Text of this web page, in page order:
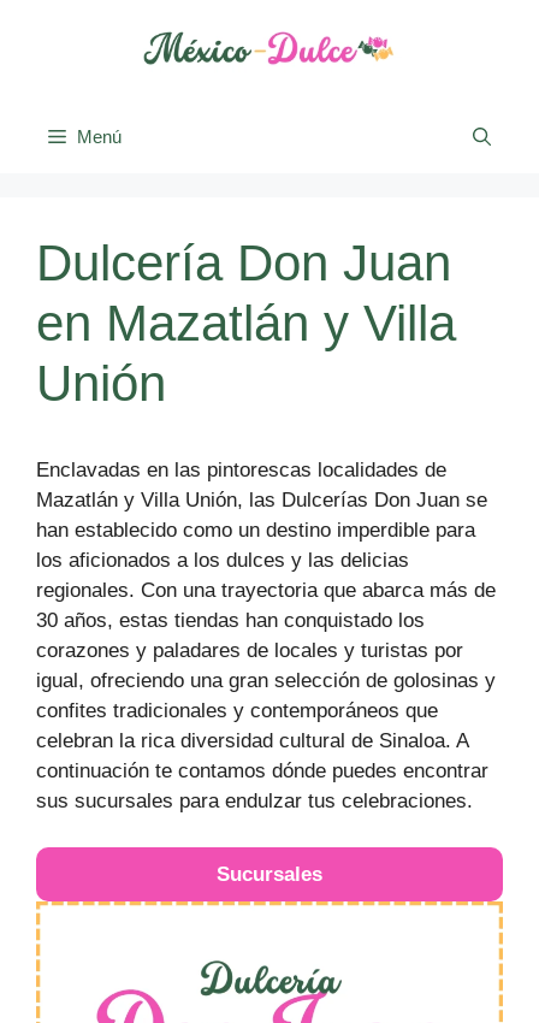
Menú
Dulcería Don Juan
en Mazatlán y Villa
Unión
Enclavadas en las pintorescas localidades de
Mazatlán y Villa Unión, las Dulcerías Don Juan se
han establecido como un destino imperdible para
los aficionados a los dulces y las delicias
regionales. Con una trayectoria que abarca más de
30 años, estas tiendas han conquistado los
corazones y paladares de locales y turistas por
igual, ofreciendo una gran selección de golosinas y
confites tradicionales y contemporáneos que
celebran la rica diversidad cultural de Sinaloa. A
continuación te contamos dónde puedes encontrar
sus sucursales para endulzar tus celebraciones.
Sucursales